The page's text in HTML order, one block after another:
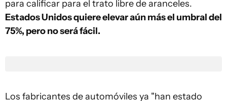
para calificar para el trato libre de aranceles.
Estados Unidos quiere elevar aún más el umbral del
75%, pero no será fácil.
Los fabricantes de automóviles ya "han estado